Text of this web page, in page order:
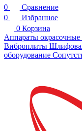
0
Сравнение
0
Избранное
0 Корзина
Аппараты окрасочные
Виброплиты
оборудование